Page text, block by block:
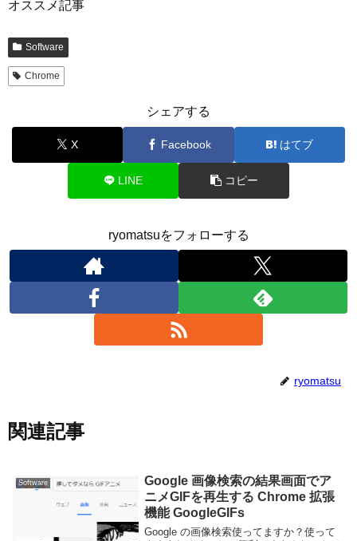
オススメ記事
Software
Chrome
シェアする
X Facebook はてブ
LINE コピー
ryomatsuをフォローする
ryomatsu
関連記事
Software
Google 画像検索の結果画面でア
ニメGIFを再生する Chrome 拡張
機能 GoogleGIFs
Google の画像検索使ってますか？使って